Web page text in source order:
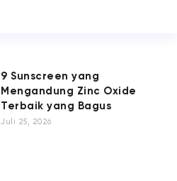
9 Sunscreen yang
Mengandung Zinc Oxide
Terbaik yang Bagus
Juli 25, 2026